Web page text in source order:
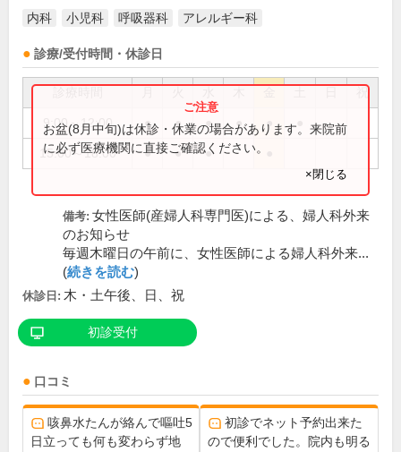
内科 小児科 呼吸器科 アレルギー科
診療/受付時間・休診日
祝
9:00～12:00 ● ● ● ● ●
15:00～18:00 ● ● ●
お盆(8月中旬)は休診・休業の場合があります。来院前
に必ず医療機関に直接ご確認ください。
×閉じる
備考: 女性医師(産婦人科専門医)による、婦人科外来
のお知らせ
毎週木曜日の午前に、女性医師による婦人科外来...
(続きを読む)
休診日: 木・土午後、日、祝
初診受付
口コミ
咳鼻水たんが絡んで嘔吐5
日立っても何も変わらず地
初診でネット予約出来た
ので便利でした。院内も明る